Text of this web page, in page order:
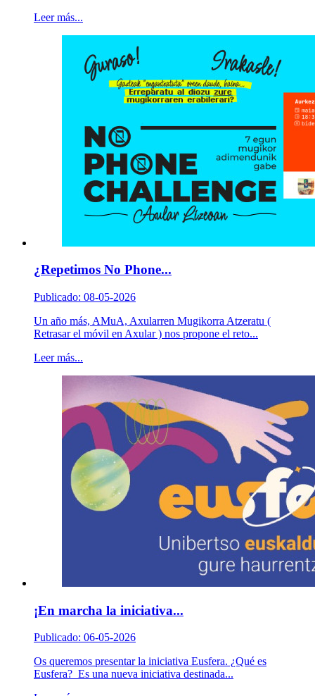
Leer más...
¿Repetimos No Phone...
Publicado: 08-05-2026
Un año más, AMuA, Axularren Mugikorra Atzeratu (
Retrasar el móvil en Axular ) nos propone el reto...
Leer más...
¡En marcha la iniciativa...
Publicado: 06-05-2026
Os queremos presentar la iniciativa Eusfera. ¿Qué es
Eusfera? Es una nueva iniciativa destinada...